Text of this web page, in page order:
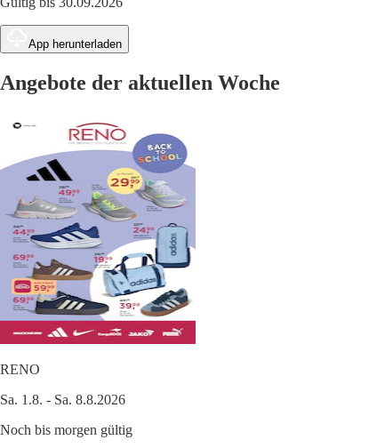
App herunterladen
Angebote der aktuellen Woche
RENO
Sa. 1.8. - Sa. 8.8.2026
Noch bis morgen gültig